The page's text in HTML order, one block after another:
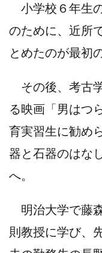
小学校６年生
のために、近所
とめたのが最初
その後、考古
る映画「男はつ
育実習生に勧め
器と石器のはな
へ。
明治大学で藤
則教授に学び、